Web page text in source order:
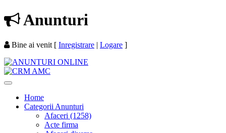
Anunturi
Bine ai venit [ Inregistrare | Logare ]
Home
Categorii Anunturi
Afaceri (1258)
Acte firma